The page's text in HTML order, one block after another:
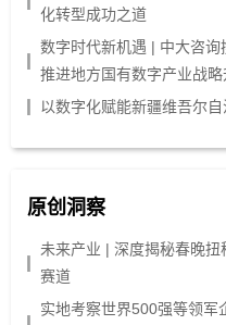
化转型成功之道
数字时代新机遇 | 中大咨询
推进地方国有数字产业战略
以数字化赋能新疆维吾尔
原创洞察
未来产业 | 深度揭秘春晚扭
赛道
实地考察世界500强等领军